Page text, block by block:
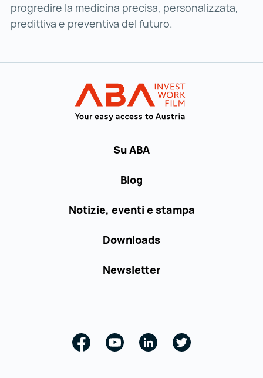
progredire la medicina precisa, personalizzata,
predittiva e preventiva del futuro.
Su ABA
Blog
Notizie, eventi e stampa
Downloads
Newsletter
Facebook
Youtube
Linkedin
Twitter